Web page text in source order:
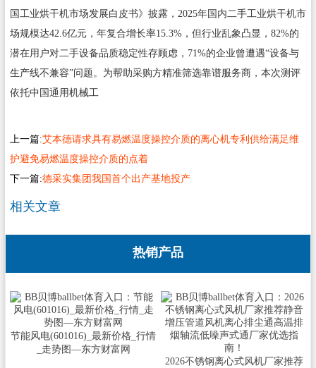
国工业烘干机市场发展白皮书》披露，2025年国内二手工业烘干机市
场规模达42.6亿元，年复合增长率15.3%，但行业乱象凸显，82%的
潜在用户对二手设备品质稳定性存顾虑，71%的企业曾遭遇“设备与
生产线不兼容”问题。为帮助采购方精准筛选靠谱服务商，本次测评
依托中国通用机械工
上一篇:艾本德请求具有易燃温度操控介质的离心机专利供给满足维
护避免易燃温度操控介质的点着
下一篇:德采实集团我国首个出产基地投产
相关文章
热销产品
节能风电(601016)_最新价格_行情
_走势图—东方财富网
2026不锈钢离心式风机厂家推荐